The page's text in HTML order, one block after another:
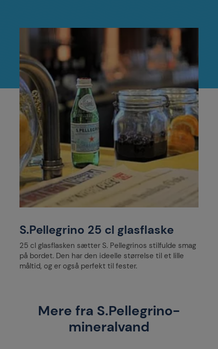
S.Pellegrino 25 cl glasflaske
25 cl glasflasken sætter S. Pellegrinos stilfulde smag
på bordet. Den har den ideelle størrelse til et lille
måltid, og er også perfekt til fester.
Mere fra S.Pellegrino-
mineralvand